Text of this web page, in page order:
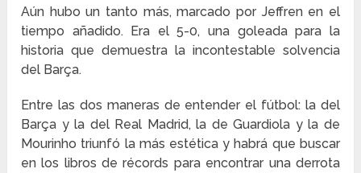
Aún hubo un tanto más, marcado por Jeffren en el
tiempo añadido. Era el 5-0, una goleada para la
historia que demuestra la incontestable solvencia
del Barça.
Entre las dos maneras de entender el fútbol: la del
Barça y la del Real Madrid, la de Guardiola y la de
Mourinho triunfó la más estética y habrá que buscar
en los libros de récords para encontrar una derrota